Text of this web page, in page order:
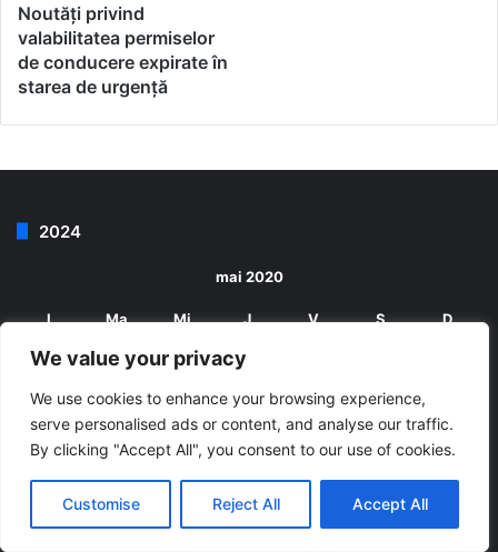
We value your privacy
We use cookies to enhance your browsing experience,
serve personalised ads or content, and analyse our traffic.
By clicking "Accept All", you consent to our use of cookies.
Customise Reject All Accept All
Noutăți privind
valabilitatea permiselor
de conducere expirate în
starea de urgență
2024
mai 2020
L Ma Mi J V S D
4 5 6 7 8 9
11 12 13 14 15 16 17
19 21 23